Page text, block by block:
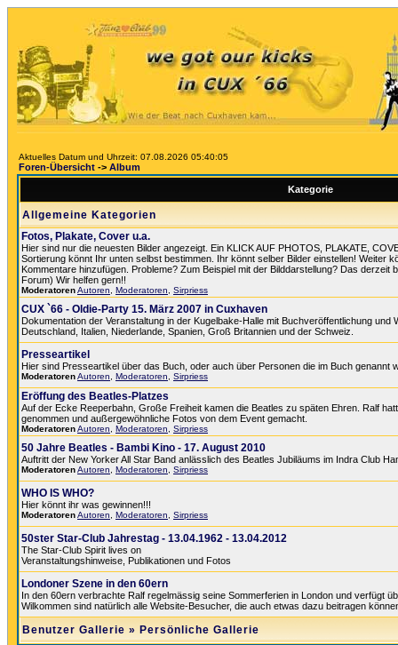
Aktuelles Datum und Uhrzeit: 07.08.2026 05:40:05
Foren-Übersicht -> Album
Kategorie
Allgemeine Kategorien
Fotos, Plakate, Cover u.a.
Hier sind nur die neuesten Bilder angezeigt. Ein KLICK AUF PHOTOS, PLAKATE,
Sortierung könnt Ihr unten selbst bestimmen. Ihr könnt selber Bilder einstellen! Weiter
Kommentare hinzufügen. Probleme? Zum Beispiel mit der Bilddarstellung? Das derzeit
Forum) Wir helfen gern!!
ModeratorenAutoren Moderatoren Sirpriess
CUX `66 - Oldie-Party 15. März 2007 in Cuxhaven
Dokumentation der Veranstaltung in der Kugelbake-Halle mit Buchveröffentlichung
Deutschland, Italien, Niederlande, Spanien, Groß Britannien und der Schweiz.
Presseartikel
Hier sind Presseartikel über das Buch, oder auch über Personen die im Buch genannt
ModeratorenAutoren Moderatoren Sirpriess
Eröffung des Beatles-Platzes
Auf der Ecke Reeperbahn, Große Freiheit kamen die Beatles zu späten Ehren. Ralf
genommen und außergewöhnliche Fotos von dem Event gemacht.
ModeratorenAutoren Moderatoren Sirpriess
50 Jahre Beatles - Bambi Kino - 17. August 2010
Auftritt der New Yorker All Star Band anlässlich des Beatles Jubiläums im Indra Club
ModeratorenAutoren Moderatoren Sirpriess
WHO IS WHO?
Hier könnt ihr was gewinnen!!!
ModeratorenAutoren Moderatoren Sirpriess
50ster Star-Club Jahrestag - 13.04.1962 - 13.04.2012
The Star-Club Spirit lives on
Veranstaltungshinweise, Publikationen und Fotos
Londoner Szene in den 60ern
In den 60ern verbrachte Ralf regelmässig seine Sommerferien in London und verfügt
Wilkommen sind natürlich alle Website-Besucher, die auch etwas dazu beitragen
Benutzer Gallerie » Persönliche Gallerie